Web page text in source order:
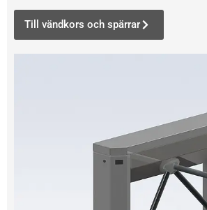
Till vändkors och spärrar